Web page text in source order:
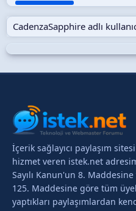
CadenzaSapphire adlı
İçerik sağlayıcı paylaşım
hizmet veren istek.net
Sayılı Kanun'un 8. Maddesine
125. Maddesine göre tüm
yaptıkları paylaşımlardan